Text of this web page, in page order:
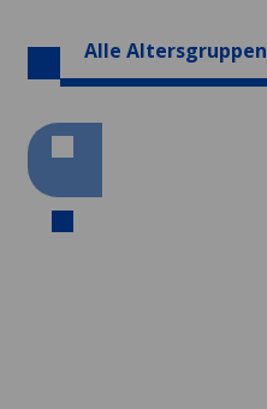
Alle Altersgruppen